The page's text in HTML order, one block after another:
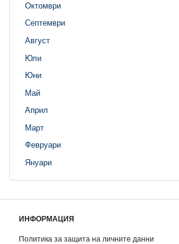
Октомври
Септември
Август
Юли
Юни
Май
Април
Март
Февруари
Януари
ИНФОРМАЦИЯ
Политика за защита на личните данни